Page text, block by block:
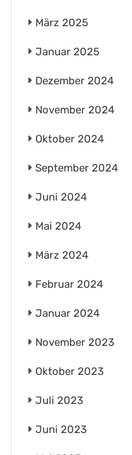
März 2025
Januar 2025
Dezember 2024
November 2024
Oktober 2024
September 2024
Juni 2024
Mai 2024
März 2024
Februar 2024
Januar 2024
November 2023
Oktober 2023
Juli 2023
Juni 2023